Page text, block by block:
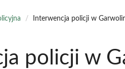
/
Interwencja policji w
policji w